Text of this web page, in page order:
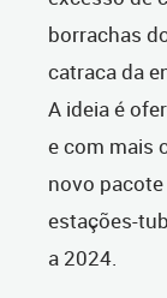
borrachas
catraca da
A ideia é
e com mais
novo
estações-
a 2024.